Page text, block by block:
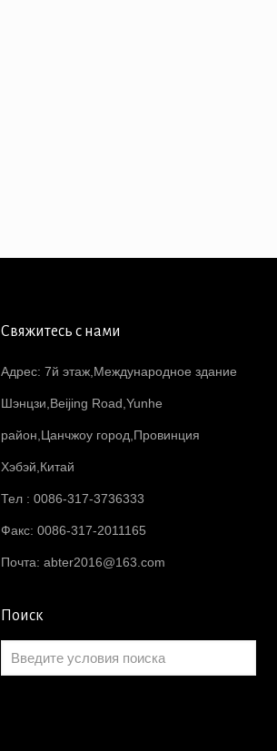
Свяжитесь с нами
Адрес: 7й этаж,Международное здание
Шэнцзи,Beijing Road,Yunhe
район,Цанчжоу город,Провинция
Хэбэй,Китай
Тел : 0086-317-3736333
Факс: 0086-317-2011165
Почта: abter2016@163.com
Поиск